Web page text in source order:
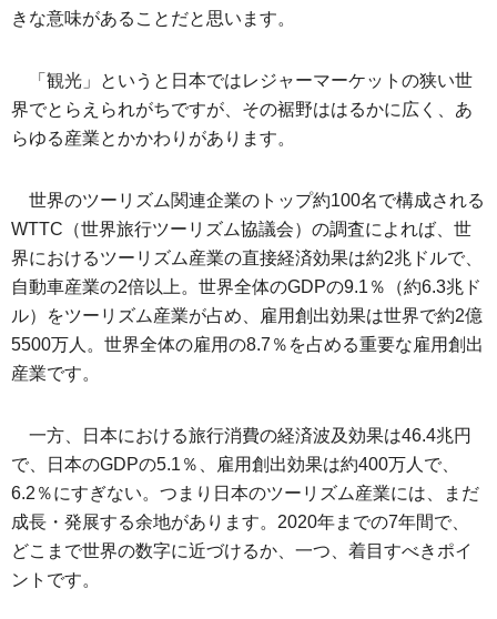
きな意味があることだと思います。
「観光」というと日本ではレジャーマーケットの狭い世
界でとらえられがちですが、その裾野ははるかに広く、あ
らゆる産業とかかわりがあります。
世界のツーリズム関連企業のトップ約100名で構成される
WTTC（世界旅行ツーリズム協議会）の調査によれば、世
界におけるツーリズム産業の直接経済効果は約2兆ドルで、
自動車産業の2倍以上。世界全体のGDPの9.1％（約6.3兆ド
ル）をツーリズム産業が占め、雇用創出効果は世界で約2億
5500万人。世界全体の雇用の8.7％を占める重要な雇用創出
産業です。
一方、日本における旅行消費の経済波及効果は46.4兆円
で、日本のGDPの5.1％、雇用創出効果は約400万人で、
6.2％にすぎない。つまり日本のツーリズム産業には、まだ
成長・発展する余地があります。2020年までの7年間で、
どこまで世界の数字に近づけるか、一つ、着目すべきポイ
ントです。